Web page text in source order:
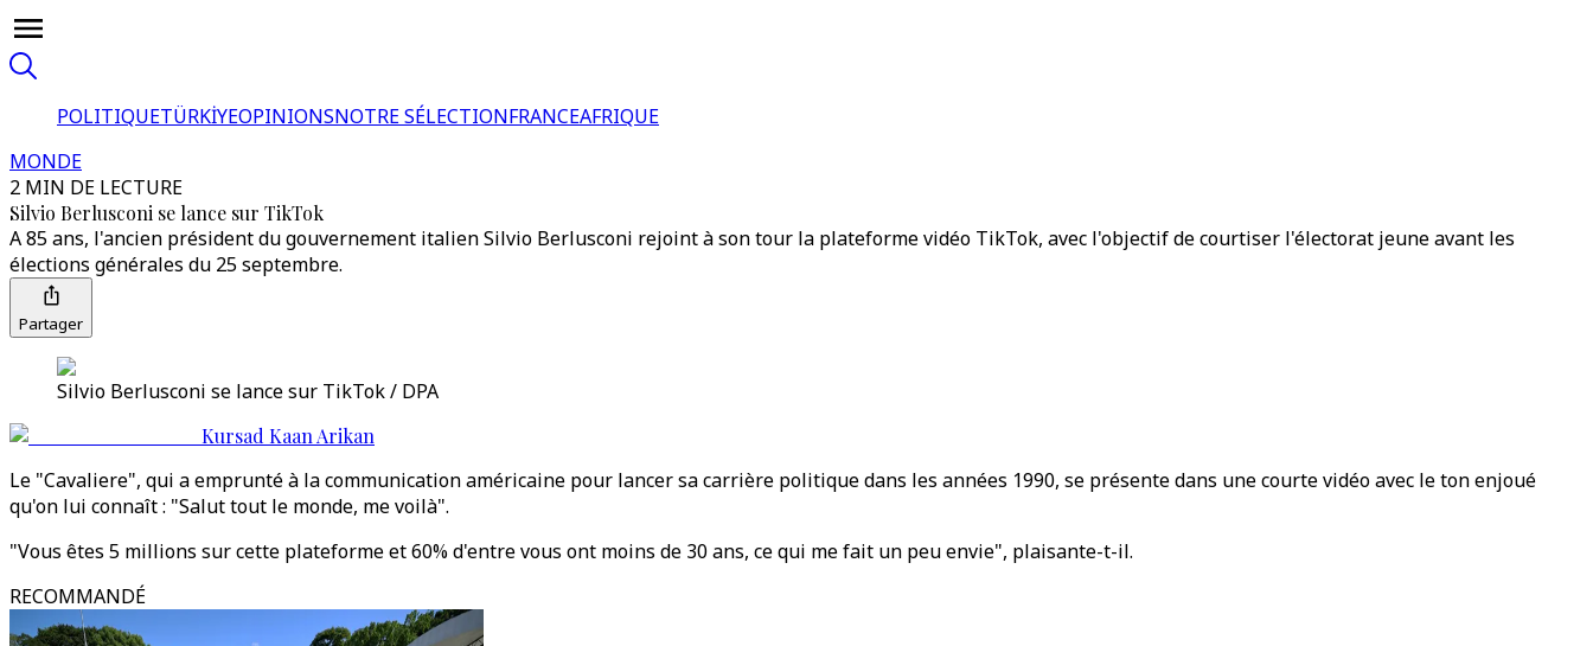
POLITIQUETÜRKİYEOPINIONSNOTRE SÉLECTIONFRANCEAFRIQUE
MONDE
2 MIN DE LECTURE
Silvio Berlusconi se lance sur TikTok
A 85 ans, l'ancien président du gouvernement italien Silvio Berlusconi rejoint à son tour la plateforme vidéo TikTok, avec l'objectif de courtiser l'électorat jeune avant les
élections générales du 25 septembre.
Partager
Silvio Berlusconi se lance sur TikTok / DPA
Kursad Kaan Arikan
Le "Cavaliere", qui a emprunté à la communication américaine pour lancer sa carrière politique dans les années 1990, se présente dans une courte vidéo avec le ton enjoué
qu'on lui connaît : "Salut tout le monde, me voilà".
"Vous êtes 5 millions sur cette plateforme et 60% d'entre vous ont moins de 30 ans, ce qui me fait un peu envie", plaisante-t-il.
RECOMMANDÉ